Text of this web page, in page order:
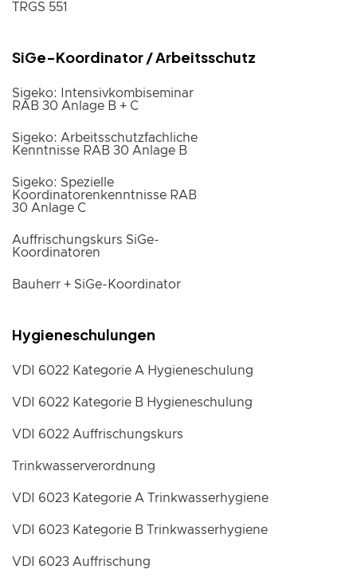
TRGS 551
SiGe-Koordinator / Arbeitsschutz
Sigeko: Intensivkombiseminar
RAB 30 Anlage B + C
Sigeko: Arbeitsschutzfachliche
Kenntnisse RAB 30 Anlage B
Sigeko: Spezielle
Koordinatorenkenntnisse RAB
30 Anlage C
Auffrischungskurs SiGe-
Koordinatoren
Bauherr + SiGe-Koordinator
Hygieneschulungen
VDI 6022 Kategorie A Hygieneschulung
VDI 6022 Kategorie B Hygieneschulung
VDI 6022 Auffrischungskurs
Trinkwasserverordnung
VDI 6023 Kategorie A Trinkwasserhygiene
VDI 6023 Kategorie B Trinkwasserhygiene
VDI 6023 Auffrischung